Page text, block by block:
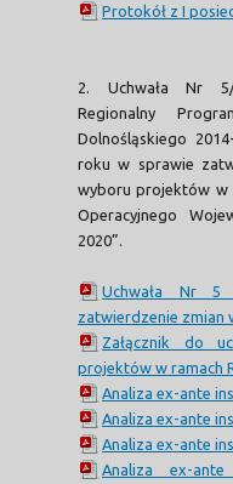
Protokół z I
2. Uchwała Nr 5/
Regionalny
Dolnośląskiego
roku w sprawie
wyboru projektów w
Operacyjnego
2020”.
Uchwała Nr 5
zatwierdzenie zmian
Załącznik do
projektów w ramach
Analiza ex-ante
Analiza ex-ante
Analiza ex-ante
Analiza ex-